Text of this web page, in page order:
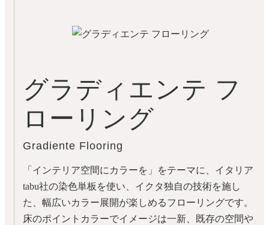
グラディエンテ フ
ローリング
Gradiente Flooring
「インテリア空間にカラーを」をテーマに、イタリア
tabu社の染色単板を使い、イクタ独自の技術を施し
た、幅広いカラー展開が楽しめるフローリングです。
床のポイントカラーでイメージは一新、既存の空間や